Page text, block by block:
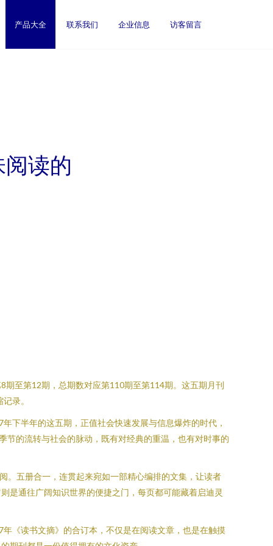
产品大全 联系我们 企业信息 访客留言
读的
至第12期，总期数对应第110期至第114期。这五期月刊
录。
下半年的这五期，正值社会快速发展与信息爆炸的时代，
的流转与社会的脉动，既有对经典的重温，也有对时事的
。五册合一，连贯起来宛如一部精心编排的文集，让读者
是通往广阔知识世界的便捷之门，每页都可能藏着启迪灵
《读书文摘》的合订本，不仅是在阅读文章，也是在触摸